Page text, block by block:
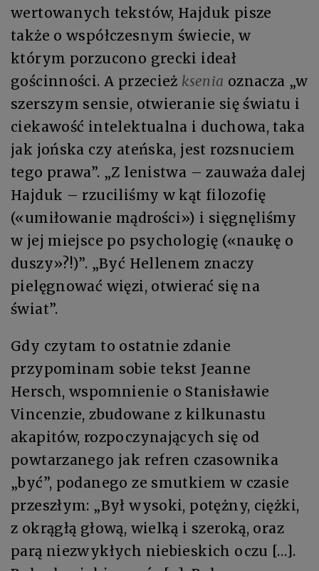
wertowanych tekstów, Hajduk pisze
także o współczesnym świecie, w
którym porzucono grecki ideał
gościnności. A przecież ksenia oznacza „w
szerszym sensie, otwieranie się światu i
ciekawość intelektualna i duchowa, taka
jak jońska czy ateńska, jest rozsnuciem
tego prawa”. „Z lenistwa – zauważa dalej
Hajduk – rzuciliśmy w kąt filozofię
(«umiłowanie mądrości») i sięgnęliśmy
w jej miejsce po psychologię («naukę o
duszy»?!)”. „Być Hellenem znaczy
pielęgnować więzi, otwierać się na
świat”.
Gdy czytam to ostatnie zdanie
przypominam sobie tekst Jeanne
Hersch, wspomnienie o Stanisławie
Vincenzie, zbudowane z kilkunastu
akapitów, rozpoczynających się od
powtarzanego jak refren czasownika
„być”, podanego ze smutkiem w czasie
przeszłym: „Był wysoki, potężny, ciężki,
z okrągłą głową, wielką i szeroką, oraz
parą niezwykłych niebieskich oczu […].